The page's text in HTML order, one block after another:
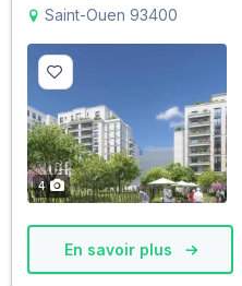
Saint-Ouen 93400
4
En savoir plus